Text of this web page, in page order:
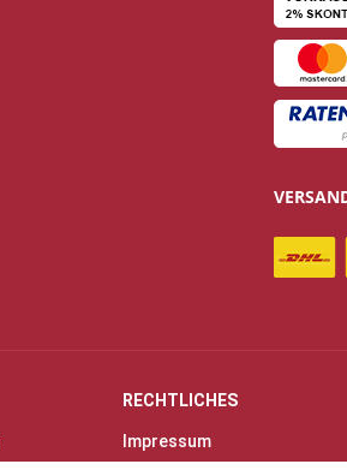
RECHTLICHES
Impressum